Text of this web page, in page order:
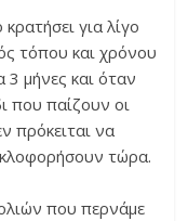
για λίγο
τόπου και χρόνου
3 μήνες και όταν
που παίζουν οι
πρόκειται να
τώρα.
που περνάμε